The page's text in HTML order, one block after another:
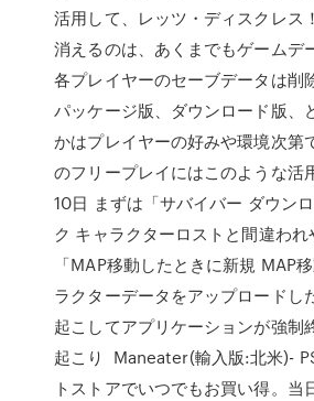
活用して、レッツ・ディスクレス
消えるのは、あくまでもゲームデ
各プレイヤーのセーブデータは削
パッケージ版、ダウンロード版、
かはプレイヤーの好みや環境次第
のフリープレイにはこのような活
10日 まずは「サバイバー ダウン
ク キャラクターロストと間違われ
「MAP移動したときに新規 MAP
ラクターデータをアップロードし
起こしてアプリケーションが強制
起こり Maneater(輸入版:北米)-
トストアでいつでもお買い得。当